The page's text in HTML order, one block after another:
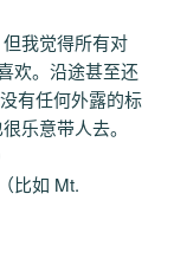
我觉得所有对
欢。沿途甚至还
有任何外露的标
乐意带人去。
比如 Mt.